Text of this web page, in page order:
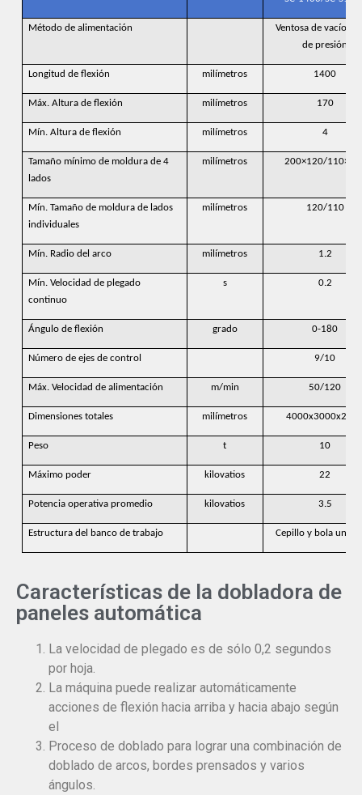
Método de alimentación
Ventosa de vacío/
de presión
Longitud de flexión milímetros 1400
Máx. Altura de flexión milímetros 170
Mín. Altura de flexión milímetros 4
Tamaño mínimo de moldura de 4
lados
milímetros 200×120/
Mín. Tamaño de moldura de lados
individuales
milímetros 120/110
Mín. Radio del arco milímetros 1.2
Mín. Velocidad de plegado
continuo
s 0.2
Ángulo de flexión grado 0-180
Número de ejes de control 9/10
Máx. Velocidad de alimentación m/min 50/120
Dimensiones totales milímetros
Peso t 10
Máximo poder kilovatios 22
Potencia operativa promedio kilovatios 3.5
Estructura del banco de trabajo Cepillo y bola
Características de la dobladora de
paneles automática
La velocidad de plegado es de sólo 0,2 segundos
por hoja.
La máquina puede realizar automáticamente
acciones de flexión hacia arriba y hacia abajo según
el
Proceso de doblado para lograr una combinación de
doblado de arcos, bordes prensados y varios
ángulos.